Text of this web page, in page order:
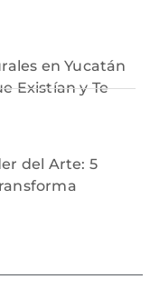
en Yucatán
Existían y Te
del Arte: 5